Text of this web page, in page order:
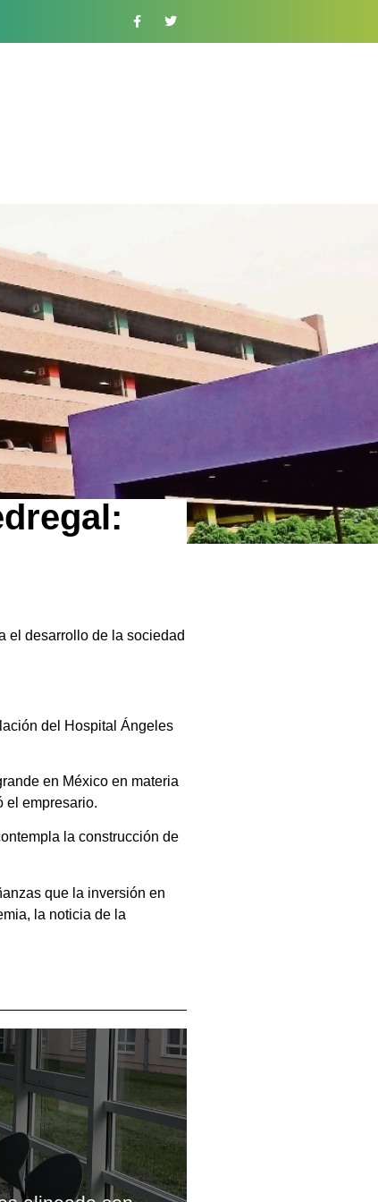
el desarrollo de la sociedad
del Hospital Ángeles
en México en materia
el empresario.
la construcción de
que la inversión en
la noticia de la